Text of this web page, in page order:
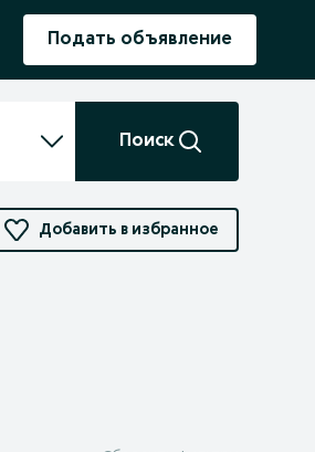
Подать объявление
Поиск
Добавить в избранное